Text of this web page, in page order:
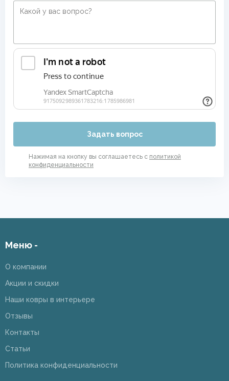
Задать вопрос
Нажимая на кнопку вы соглашаетесь с политикой
конфиденциальности
Меню -
О компании
Акции и скидки
Наши ковры в интерьере
Отзывы
Контакты
Статьи
Политика конфиденциальности